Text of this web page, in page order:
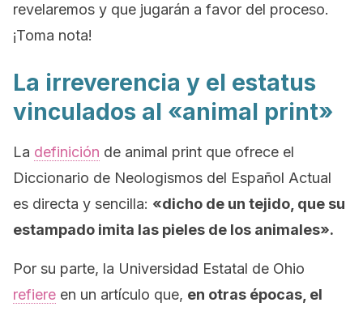
revelaremos y que jugarán a favor del proceso.
¡Toma nota!
La irreverencia y el estatus
vinculados al «animal print»
La definición de animal print que ofrece el
Diccionario de Neologismos del Español Actual
es directa y sencilla: «dicho de un tejido, que su
estampado imita las pieles de los animales».
Por su parte, la Universidad Estatal de Ohio
refiere en un artículo que, en otras épocas, el